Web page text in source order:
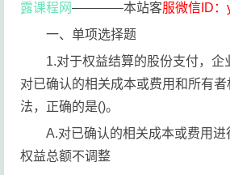
露课程网————本站客服微信ID
一、单项选择题
1.对于权益结算的股份支付，企
对已确认的相关成本或费用和所有
法，正确的是()。
A.对已确认的相关成本或费用
权益总额不调整